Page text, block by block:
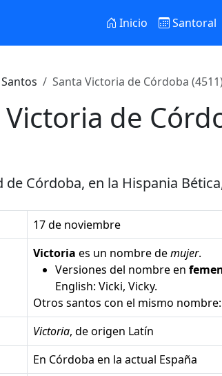
Inicio Santoral
Santos Santa Victoria de Córdoba (4511)
Victoria de
de Córdoba, en la Hispania
17 de noviembre
Victoria es un nombre demujer.
Versiones del nombre en
English: Vicki, Vicky.
Otros santos con el mismo nombre:
Victoria, de origen Latín
en Córdoba en la actual España